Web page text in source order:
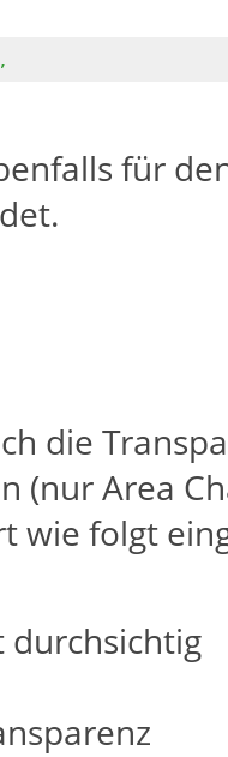
,
für
die
(nur Area
wie folgt
durchsichtig